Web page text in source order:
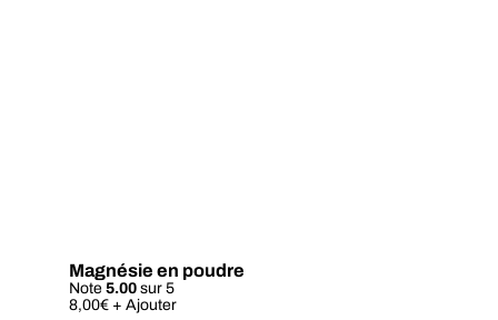
Magnésie en poudre
Note5.00 sur 5
8,00€ + AjouterCe